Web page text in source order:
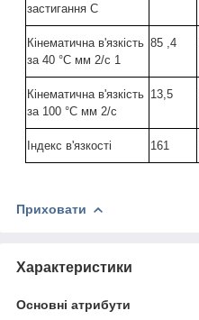
застигання С
Кінематична в'язкість
за 40 °C мм 2/с 1
85 ,4
Кінематична в'язкість
за 100 °C мм 2/с
13,5
Індекс в'язкості 161
Приховати
Характеристики
Основні атрибути